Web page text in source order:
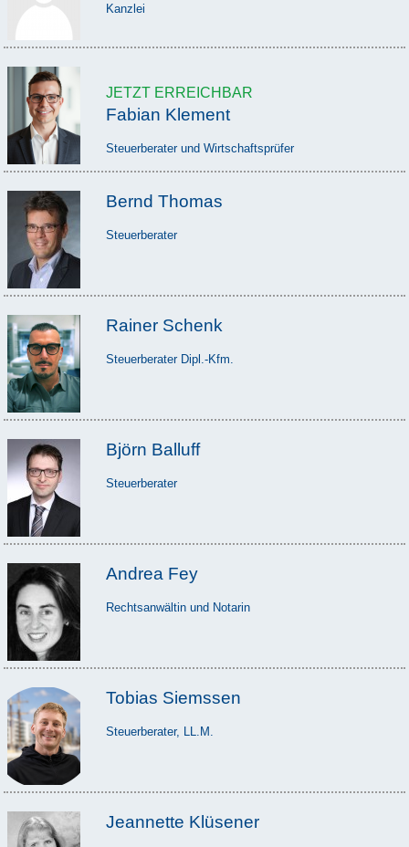
Kanzlei
JETZT ERREICHBAR
Fabian Klement
Steuerberater und Wirtschaftsprüfer
Bernd Thomas
Steuerberater
Rainer Schenk
Steuerberater Dipl.-Kfm.
Björn Balluff
Steuerberater
Andrea Fey
Rechtsanwältin und Notarin
Tobias Siemssen
Steuerberater, LL.M.
Jeannette Klüsener